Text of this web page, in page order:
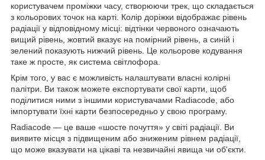
користувачем проміжки часу, створюючи трек, що складається
з кольорових точок на карті. Колір доріжки відображає рівень
радіації у відповідному місці: відтінки червоного означають
вищий рівень, жовтий вказує на помірний рівень, а синій і
зелений показують нижчий рівень. Це кольорове кодування
таке ж просте, як система світлофора.
Крім того, у вас є можливість налаштувати власні колірні
палітри. Ви також можете експортувати свої карти, щоб
поділитися ними з іншими користувачами Radiacode, або
імпортувати їхні карти безпосередньо у свою програму.
Radiacode — це ваше «шосте почуття» у світі радіації. Ви
виявите місця з підвищеним або зниженим рівнем радіації,
що може вказувати на цікаві та незвичайні явища чи об'єкти.